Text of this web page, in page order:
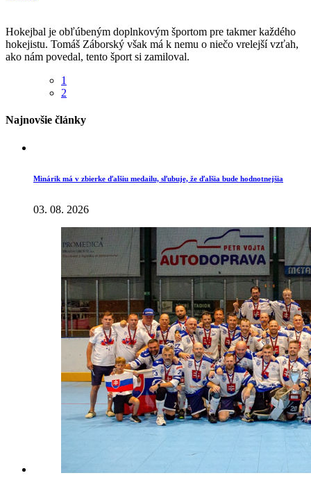
Hokejbal je obľúbeným doplnkovým športom pre takmer každého
hokejistu. Tomáš Záborský však má k nemu o niečo vrelejší vzťah,
ako nám povedal, tento šport si zamiloval.
1
2
Najnovšie články
Minárik má v zbierke ďalšiu medailu, sľubuje, že ďalšia bude hodnotnejšia
03. 08. 2026